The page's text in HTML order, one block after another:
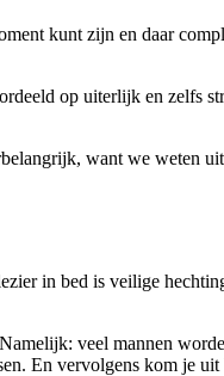
kunt zijn en daar
op uiterlijk en zelfs
want we weten
in bed is veilige
veel mannen
En vervolgens kom je